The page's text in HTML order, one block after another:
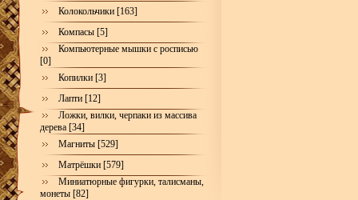
Колокольчики [163]
Компасы [5]
Компьютерные мышки с росписью
[0]
Копилки [3]
Лапти [12]
Ложки, вилки, черпаки из массива
дерева [34]
Магниты [529]
Матрёшки [579]
Миниатюрные фигурки, талисманы,
монеты [82]